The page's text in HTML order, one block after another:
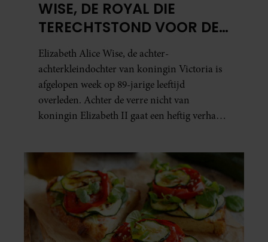
WISE, DE ROYAL DIE
TERECHTSTOND VOOR DE
DOOD VAN HAAR BABY
Elizabeth Alice Wise, de achter-
achterkleindochter van koningin Victoria is
afgelopen week op 89-jarige leeftijd
overleden. Achter de verre nicht van
koningin Elizabeth II gaat een heftig verhaal